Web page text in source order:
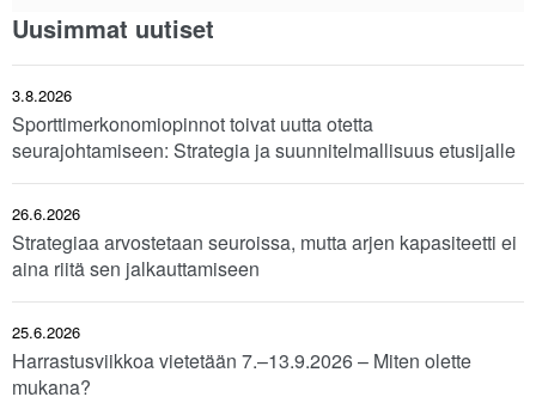
Uusimmat uutiset
3.8.2026
Sporttimerkonomiopinnot toivat uutta otetta
seurajohtamiseen: Strategia ja suunnitelmallisuus etusijalle
26.6.2026
Strategiaa arvostetaan seuroissa, mutta arjen kapasiteetti ei
aina riitä sen jalkauttamiseen
25.6.2026
Harrastusviikkoa vietetään 7.–13.9.2026 – Miten olette
mukana?